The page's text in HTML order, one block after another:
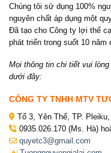
Chúng tôi sử dụng 100%
nguyên chất áp dụng một
Đã tạo cho Công ty lợi thế
phát triển trong suốt 10 năm
Mọi thông tin chi tiết vui
dưới đây:
CÔNG TY TNHH MTV
Tổ 3, Yên Thế, TP.
0935.026.170 (Ms. Hà)
quyetc3@gmail.com